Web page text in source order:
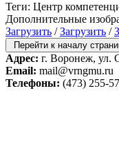
Теги: Центр
Дополнительные
Загрузить /Загрузить /
Перейти к началу
Адрес: г. Воронеж, ул.
Email: mail@vrngmu.ru
Телефоны: (473) 255-